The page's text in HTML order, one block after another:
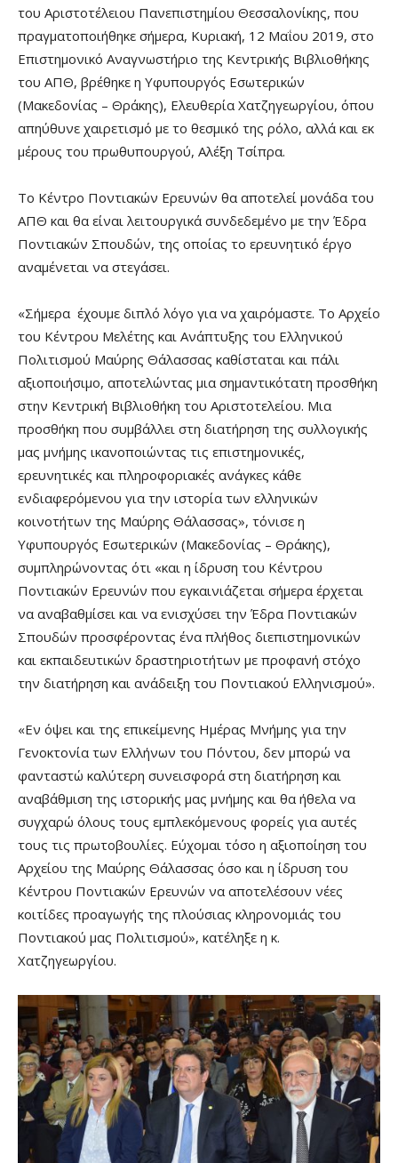
του Αριστοτέλειου Πανεπιστημίου Θεσσαλονίκης, που
πραγματοποιήθηκε σήμερα, Κυριακή, 12 Μαΐου 2019, στο
Επιστημονικό Αναγνωστήριο της Κεντρικής Βιβλιοθήκης
του ΑΠΘ, βρέθηκε η Υφυπουργός Εσωτερικών
(Μακεδονίας – Θράκης), Ελευθερία Χατζηγεωργίου, όπου
απηύθυνε χαιρετισμό με το θεσμικό της ρόλο, αλλά και εκ
μέρους του πρωθυπουργού, Αλέξη Τσίπρα.
Το Κέντρο Ποντιακών Ερευνών θα αποτελεί μονάδα του
ΑΠΘ και θα είναι λειτουργικά συνδεδεμένο με την Έδρα
Ποντιακών Σπουδών, της οποίας το ερευνητικό έργο
αναμένεται να στεγάσει.
«Σήμερα έχουμε διπλό λόγο για να χαιρόμαστε. Το Αρχείο
του Κέντρου Μελέτης και Ανάπτυξης του Ελληνικού
Πολιτισμού Μαύρης Θάλασσας καθίσταται και πάλι
αξιοποιήσιμο, αποτελώντας μια σημαντικότατη προσθήκη
στην Κεντρική Βιβλιοθήκη του Αριστοτελείου. Μια
προσθήκη που συμβάλλει στη διατήρηση της συλλογικής
μας μνήμης ικανοποιώντας τις επιστημονικές,
ερευνητικές και πληροφοριακές ανάγκες κάθε
ενδιαφερόμενου για την ιστορία των ελληνικών
κοινοτήτων της Μαύρης Θάλασσας», τόνισε η
Υφυπουργός Εσωτερικών (Μακεδονίας – Θράκης),
συμπληρώνοντας ότι «και η ίδρυση του Κέντρου
Ποντιακών Ερευνών που εγκαινιάζεται σήμερα έρχεται
να αναβαθμίσει και να ενισχύσει την Έδρα Ποντιακών
Σπουδών προσφέροντας ένα πλήθος διεπιστημονικών
και εκπαιδευτικών δραστηριοτήτων με προφανή στόχο
την διατήρηση και ανάδειξη του Ποντιακού Ελληνισμού».
«Εν όψει και της επικείμενης Ημέρας Μνήμης για την
Γενοκτονία των Ελλήνων του Πόντου, δεν μπορώ να
φανταστώ καλύτερη συνεισφορά στη διατήρηση και
αναβάθμιση της ιστορικής μας μνήμης και θα ήθελα να
συγχαρώ όλους τους εμπλεκόμενους φορείς για αυτές
τους τις πρωτοβουλίες. Εύχομαι τόσο η αξιοποίηση του
Αρχείου της Μαύρης Θάλασσας όσο και η ίδρυση του
Κέντρου Ποντιακών Ερευνών να αποτελέσουν νέες
κοιτίδες προαγωγής της πλούσιας κληρονομιάς του
Ποντιακού μας Πολιτισμού», κατέληξε η κ.
Χατζηγεωργίου.